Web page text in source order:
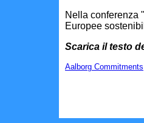
Nella conferenza
Europee
Scarica il testo
Aalborg Commitments